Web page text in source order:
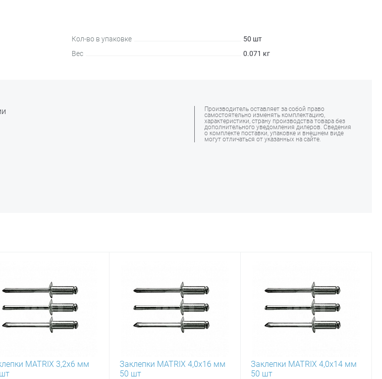
Кол-во в упаковке
50 шт
Вес
0.071 кг
Производитель оставляет за собой право
самостоятельно изменять комплектацию,
характеристики, страну производства товара без
дополнительного уведомления дилеров. Сведения
о комплекте поставки, упаковке и внешнем виде
могут отличаться от указанных на сайте.
MATRIX 3,2х6 мм
Заклепки MATRIX 4,0х16 мм
50 шт
Заклепки MATRIX 4,0х14 мм
50 шт